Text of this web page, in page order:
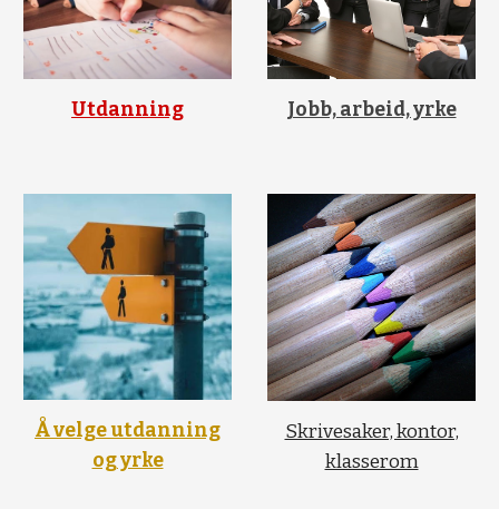
Utdanning Jobb, arbeid, yrke
Å velge utdanning
og yrke
Skrivesaker, kontor,
klasserom